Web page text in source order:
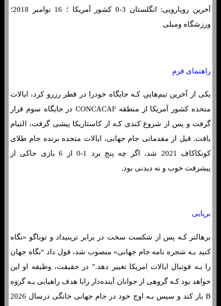
آخرین رویارویی: انگلستان 3-0 کشور آمریکا ؛ 16 نوامبر 2018؛
ورزشگاه ومبلی
راهنمای فرم
یکی از آخرین تیم‌هایي کـه جایگاه خودرا در قطر رزرو کرد، ایالات
متحده کشور آمریکا از منطقه CONCACAF در جایگاه سوم قرار
گرفت و پس از شروع کندی کـه از کاستاریکا پیشی گرفت، التیام
یافت. قبل از مقدماتی جام جهانی، ایالات متحده برنده جام طلای
کونکاکاف 2021 شد، اگر چه پنج برد 1-0 از 6 بازی حاکی از
پیشرفت خوب و نه دیدنی بود.
برپایی
برهالتر کـه پس از شکست سخت در برابر ترینیداد و توباگو «نگاه
کنید بـه شجره نامه جام جهانی» منصوب شد، قول داد “نگاه جهان
را بـه فوتبال ایالات امریکا تغییر دهد.” در حقیقت، وظیفه او این
خواهد بود کـه گروهی از جوانان آینده‌دار رابا هدف راهیابی بـه گروه
B باز کند و سپس بـه اوج خود در جام جهانی خانگی درسال 2026